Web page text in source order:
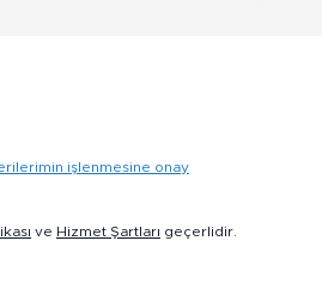
işlenmesine onay
ve Hizmet Şartları geçerlidir.